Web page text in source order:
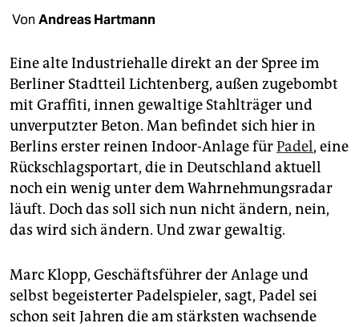
unterstützen
abo
genossenschaft
epaper login
Von Andreas Hartmann
Eine alte Industriehalle direkt an der Spree im
Berliner Stadtteil Lichtenberg, außen zugebombt
mit Graffiti, innen gewaltige Stahlträger und
unverputzter Beton. Man befindet sich hier in
Berlins erster reinen Indoor-Anlage fürPadel, eine
Rückschlag­sportart, die in Deutschland aktuell
noch ein wenig unter dem Wahr­nehmungsradar
läuft. Doch das soll sich nun nicht ändern, nein,
das wird sich ändern. Und zwar gewaltig.
Marc Klopp, Geschäftsführer der Anlage und
selbst begeisterter Padelspieler, sagt, Padel sei
schon seit Jahren die am stärksten wachsende